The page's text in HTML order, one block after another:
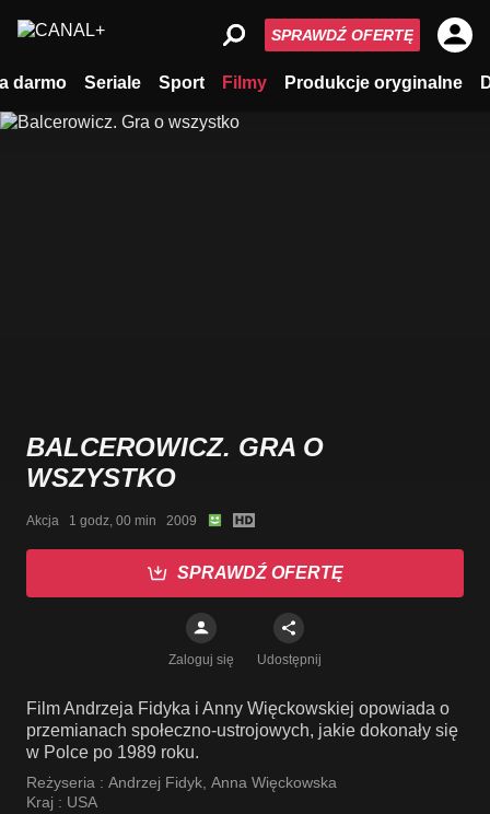
darmo Seriale Sport Filmy Produkcje oryginalne
SPRAWDŹ OFERTĘ
BALCEROWICZ. GRA O
WSZYSTKO
Akcja   1 godz, 00 min   2009
SPRAWDŹ OFERTĘ
Zaloguj się Udostępnij
Film Andrzeja Fidyka i Anny Więckowskiej opowiada o
przemianach społeczno-ustrojowych, jakie dokonały się
w Polce po 1989 roku.
Reżyseria : Andrzej Fidyk Anna Więckowska
Kraj : USA